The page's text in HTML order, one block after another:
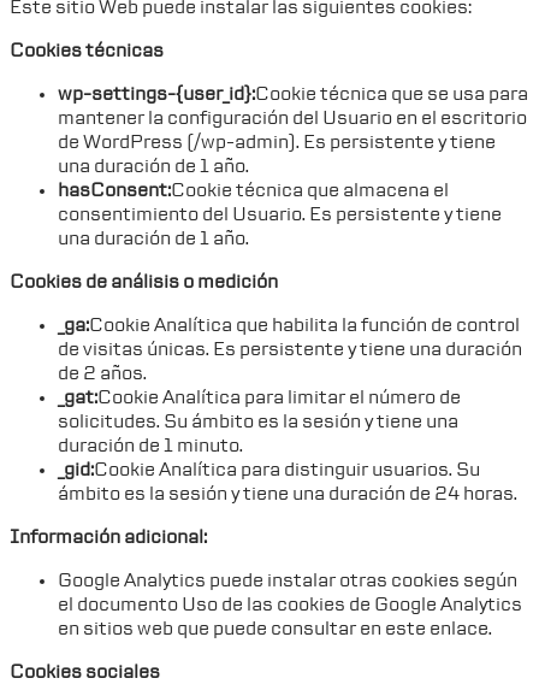
Este sitio Web puede instalar las siguientes cookies:
Cookies técnicas
wp-settings-{user_id}:Cookie técnica que se usa para
mantener la configuración del Usuario en el escritorio
de WordPress (/wp-admin). Es persistente y tiene
una duración de 1 año.
hasConsent:Cookie técnica que almacena el
consentimiento del Usuario. Es persistente y tiene
una duración de 1 año.
Cookies de análisis o medición
_ga:Cookie Analítica que habilita la función de control
de visitas únicas. Es persistente y tiene una duración
de 2 años.
_gat:Cookie Analítica para limitar el número de
solicitudes. Su ámbito es la sesión y tiene una
duración de 1 minuto.
_gid:Cookie Analítica para distinguir usuarios. Su
ámbito es la sesión y tiene una duración de 24 horas.
Información adicional:
Google Analytics puede instalar otras cookies según
el documento Uso de las cookies de Google Analytics
en sitios web que puede consultar en este enlace.
Cookies sociales